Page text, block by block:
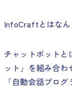
InfoCraftとはなん
チャットボットと
ット」を組み合わ
「自動会話プログ